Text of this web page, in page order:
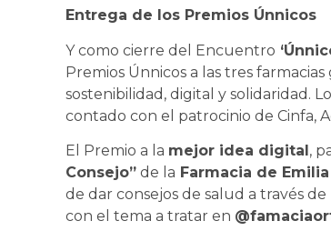
Entrega de los Premios Únnicos
Y como cierre del Encuentro
Premios Únnicos a las tres
sostenibilidad, digital y solidaridad.
contado con el patrocinio de Cinfa,
El Premio a la mejor idea digital,
Consejo” de la Farmacia de
de dar consejos de salud a través
con el tema a tratar en